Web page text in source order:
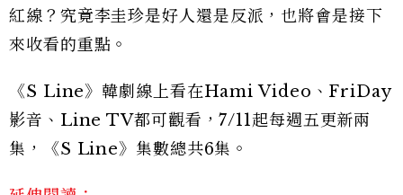
紅線？究竟李圭珍是好人還是反派，也將會是接下
來收看的重點。
《S Line》韓劇線上看在Hami Video、FriDay
影音、Line TV都可觀看，7/11起每週五更新兩
集，《S Line》集數總共6集。